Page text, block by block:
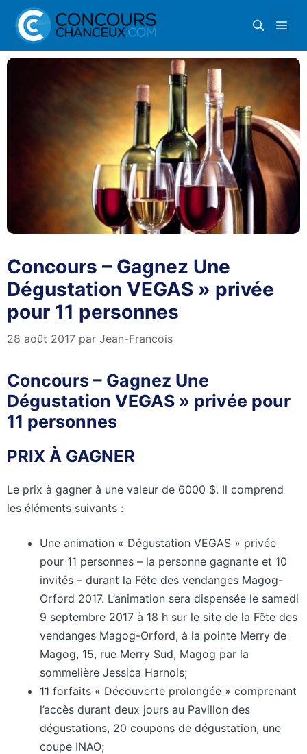
Aller
contenu
Concours – Gagnez Une
Dégustation VEGAS » privée
pour 11 personnes
28 août 2017 par Jean-Francois
Concours – Gagnez Une
Dégustation VEGAS » privée pour
11 personnes
PRIX À GAGNER
Le prix à gagner à une valeur de 6000 $. Il comprend
les éléments suivants :
Une animation « Dégustation VEGAS » privée
pour 11 personnes – la personne gagnante et 10
invités – durant la Fête des vendanges Magog-
Orford 2017. L’animation sera dispensée le samedi
9 septembre 2017 à 18 h sur le site de la Fête des
vendanges Magog-Orford, à la pointe Merry de
Magog, 15, rue Merry Sud, Magog par la
sommelière Jessica Harnois;
11 forfaits « Découverte prolongée » comprenant
l’accès durant deux jours au Pavillon des
dégustations, 20 coupons de dégustation, une
coupe INAO;